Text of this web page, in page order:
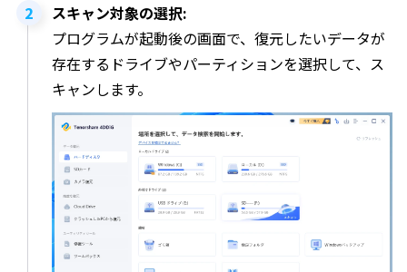
スキャン対象の選択:
プログラムが起動後の画面で、復元したいデータが
存在するドライブやパーティションを選択して、ス
キャンします。